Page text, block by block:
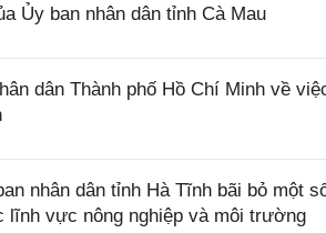
Ủy ban nhân dân tỉnh Cà Mau
dân Thành phố Hồ Chí Minh về
nhân dân tỉnh Hà Tĩnh bãi bỏ một
lĩnh vực nông nghiệp và môi trường